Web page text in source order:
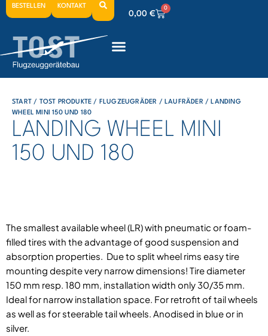
BESTELLEN KONTAKT
0,00 €
0
0,00€ 0
0,00€ 0
START / TOST PRODUKTE / FLUGZEUGRÄDER / LAUFRÄDER / LANDING
WHEEL MINI 150 UND 180
LANDING WHEEL MINI
150 UND 180
The smallest available wheel (LR) with pneumatic or foam-
filled tires with the advantage of good suspension and
absorption properties. Due to split wheel rims easy tire
mounting despite very narrow dimensions! Tire diameter
150 mm resp. 180 mm, installation width only 30/35 mm.
Ideal for narrow installation space. For retrofit of tail wheels
as well as for steerable tail wheels. Anodised in blue or in
silver.